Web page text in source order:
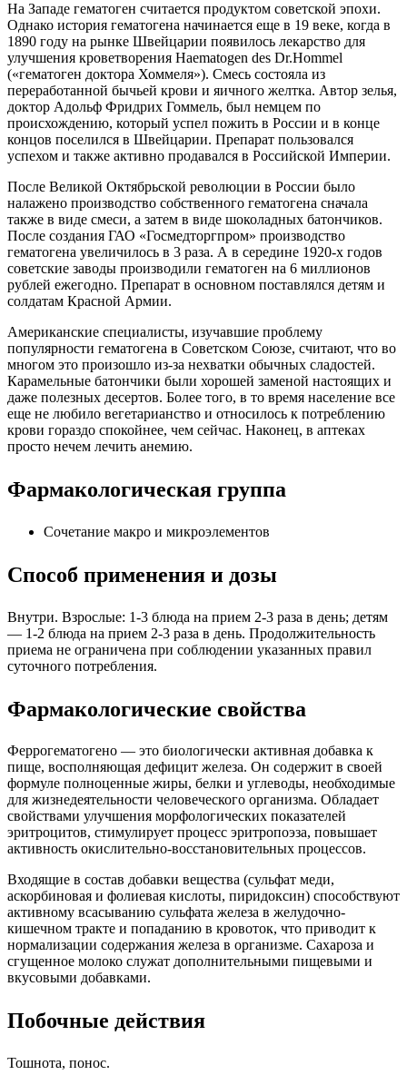
На Западе гематоген считается продуктом советской эпохи.
Однако история гематогена начинается еще в 19 веке, когда в
1890 году на рынке Швейцарии появилось лекарство для
улучшения кроветворения Haematogen des Dr.Hommel
(«гематоген доктора Хоммеля»). Смесь состояла из
переработанной бычьей крови и яичного желтка. Автор зелья,
доктор Адольф Фридрих Гоммель, был немцем по
происхождению, который успел пожить в России и в конце
концов поселился в Швейцарии. Препарат пользовался
успехом и также активно продавался в Российской Империи.
После Великой Октябрьской революции в России было
налажено производство собственного гематогена сначала
также в виде смеси, а затем в виде шоколадных батончиков.
После создания ГАО «Госмедторгпром» производство
гематогена увеличилось в 3 раза. А в середине 1920-х годов
советские заводы производили гематоген на 6 миллионов
рублей ежегодно. Препарат в основном поставлялся детям и
солдатам Красной Армии.
Американские специалисты, изучавшие проблему
популярности гематогена в Советском Союзе, считают, что во
многом это произошло из-за нехватки обычных сладостей.
Карамельные батончики были хорошей заменой настоящих и
даже полезных десертов. Более того, в то время население все
еще не любило вегетарианство и относилось к потреблению
крови гораздо спокойнее, чем сейчас. Наконец, в аптеках
просто нечем лечить анемию.
Фармакологическая группа
Сочетание макро и микроэлементов
Способ применения и дозы
Внутри. Взрослые: 1-3 блюда на прием 2-3 раза в день; детям
— 1-2 блюда на прием 2-3 раза в день. Продолжительность
приема не ограничена при соблюдении указанных правил
суточного потребления.
Фармакологические свойства
Феррогематогено — это биологически активная добавка к
пище, восполняющая дефицит железа. Он содержит в своей
формуле полноценные жиры, белки и углеводы, необходимые
для жизнедеятельности человеческого организма. Обладает
свойствами улучшения морфологических показателей
эритроцитов, стимулирует процесс эритропоэза, повышает
активность окислительно-восстановительных процессов.
Входящие в состав добавки вещества (сульфат меди,
аскорбиновая и фолиевая кислоты, пиридоксин) способствуют
активному всасыванию сульфата железа в желудочно-
кишечном тракте и попаданию в кровоток, что приводит к
нормализации содержания железа в организме. Сахароза и
сгущенное молоко служат дополнительными пищевыми и
вкусовыми добавками.
Побочные действия
Тошнота, понос.